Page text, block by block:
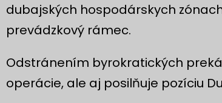
dubajských hospodárskych
prevádzkový rámec.
Odstránením byrokratických
operácie, ale aj posilňuje pozíciu